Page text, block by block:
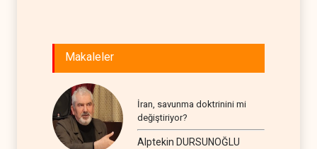
Makaleler
İran, savunma doktrinini mi
değiştiriyor?
Alptekin DURSUNOĞLU